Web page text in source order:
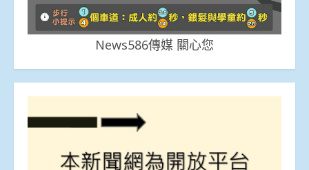
News586傳媒 關心您